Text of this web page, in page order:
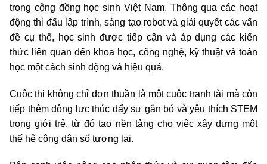
trong cộng đồng học sinh Việt Nam. Thông qua các hoạt
động thi đấu lập trình, sáng tạo robot và giải quyết các vấn
đề cụ thể, học sinh được tiếp cận và áp dụng các kiến
thức liên quan đến khoa học, công nghệ, kỹ thuật và toán
học một cách sinh động và hiệu quả.
Cuộc thi không chỉ đơn thuần là một cuộc tranh tài mà còn
tiếp thêm động lực thúc đẩy sự gắn bó và yêu thích STEM
trong giới trẻ, từ đó tạo nền tảng cho việc xây dựng một
thế hệ công dân số tương lai.